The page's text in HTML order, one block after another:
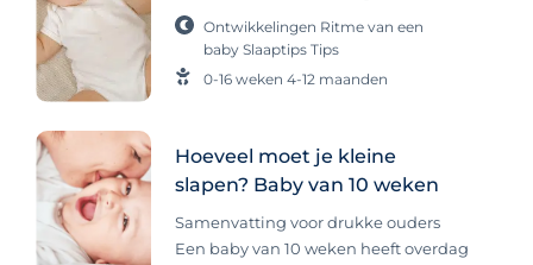
met de biologische klok van je baby.
Deze interne klok, die zich vanaf
ongeveer 8 weken ontwikkelt, regelt
dag en nacht en een ritme aan te
houden, help je je baby beter slapen
en zich veiliger voelen. Baby’s en
kinderen hebben veel baat bij ritme,
regelmaat en structuur. Een
Ontwikkelingen Ritme van een
baby Slaaptips Tips
0-16 weken 4-12 maanden
Hoeveel moet je kleine
slapen? Baby van 10 weken
Samenvatting voor drukke ouders
Een baby van 10 weken heeft overdag